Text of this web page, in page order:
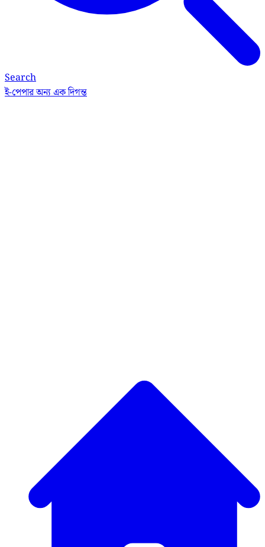
Search
ই-পেপারঅন্য এক দিগন্ত